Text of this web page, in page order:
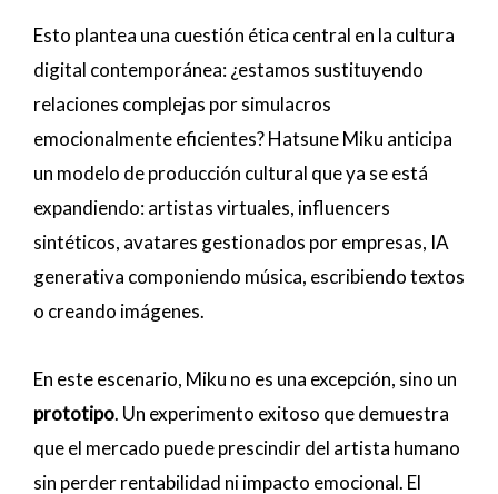
Esto plantea una cuestión ética central en la cultura
digital contemporánea: ¿estamos sustituyendo
relaciones complejas por simulacros
emocionalmente eficientes? Hatsune Miku anticipa
un modelo de producción cultural que ya se está
expandiendo: artistas virtuales, influencers
sintéticos, avatares gestionados por empresas, IA
generativa componiendo música, escribiendo textos
o creando imágenes.
En este escenario, Miku no es una excepción, sino un
prototipo. Un experimento exitoso que demuestra
que el mercado puede prescindir del artista humano
sin perder rentabilidad ni impacto emocional. El